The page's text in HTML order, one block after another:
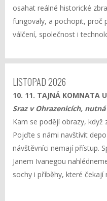
osahat reálné historické
fungovaly, a pochopit, proč
válčení, společnost i
LISTOPAD 2026
10. 11. TAJNÁ KOMNATA
Sraz v Ohrazenicích,
Kam se podějí obrazy, když
Pojďte s námi navštívit
návštěvníci nemají přístup.
Janem Ivanegou
sochy i příběhy, které čekají